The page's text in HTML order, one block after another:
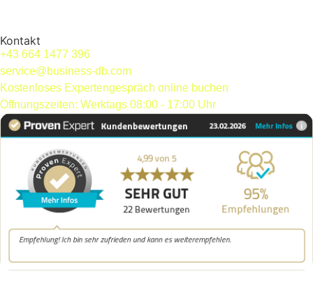
Kontakt
+43 664 1477 396
service@business-db.com
Kostenloses Expertengespräch online buchen
Öffnungszeiten: Werktags 08:00 - 17:00 Uhr